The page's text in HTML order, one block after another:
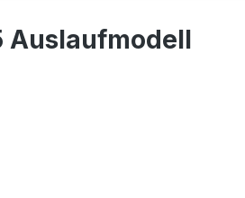
Auslaufmodell